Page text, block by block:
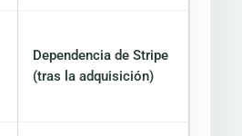
Dependencia de Stripe
(tras la adquisición)